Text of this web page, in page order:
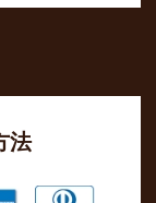
法